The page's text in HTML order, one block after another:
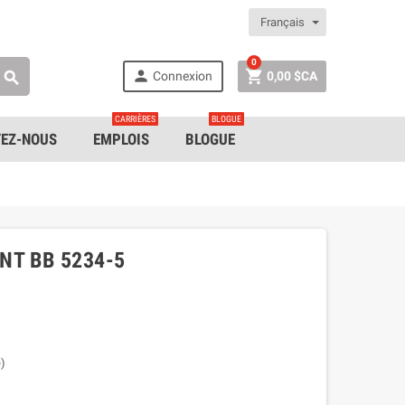
Français
  Connexion  0,00 $CA
0
NOUS EMPLOIS
CARRIÈRES
BLOGUE
BLOGUE
BB 5234-5